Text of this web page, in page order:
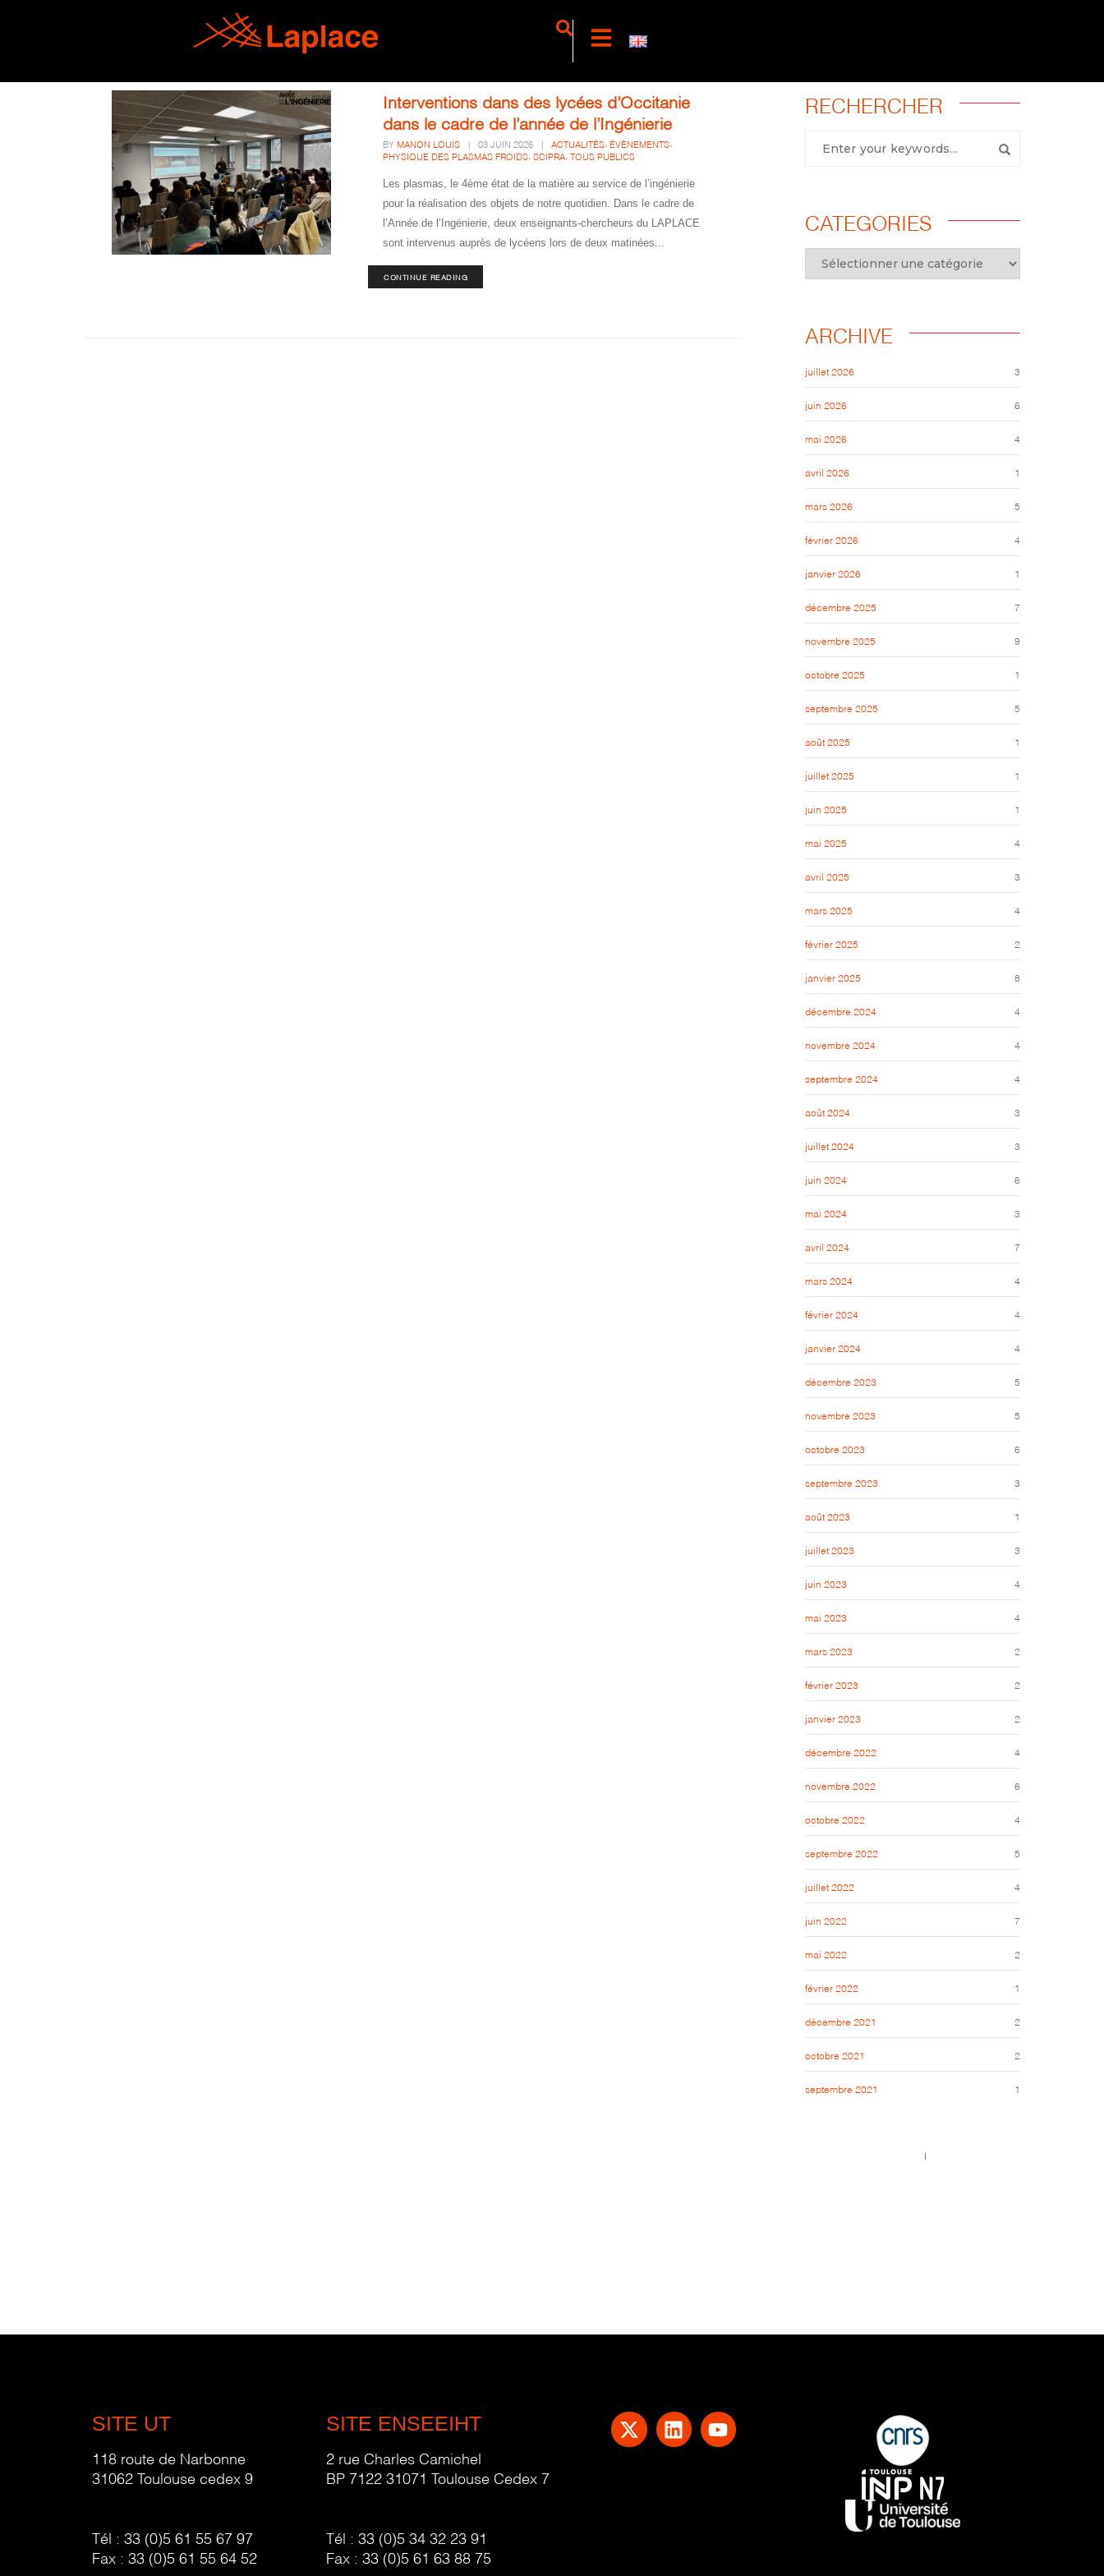
Interventions dans des lycées d’Occitanie
dans le cadre de l’année de l’Ingénierie
BY MANON LOUIS 03 JUIN 2026 ACTUALITÉS ,ÉVÈNEMENTS ,
PHYSIQUE DES PLASMAS FROIDS ,SCIPRA , TOUS PUBLICS
Les plasmas, le 4ème état de la matière au service de l’ingénierie
pour la réalisation des objets de notre quotidien. Dans le cadre de
l’Année de l’Ingénierie, deux enseignants-chercheurs du LAPLACE
sont intervenus auprès de lycéens lors de deux matinées...
CONTINUE READING
RECHERCHER
CATEGORIES
ARCHIVE
juillet 2026 3
juin 2026 6
mai 2026 4
avril 2026 1
mars 2026 5
février 2026 4
janvier 2026 1
décembre 2025 7
novembre 2025 9
octobre 2025 1
septembre 2025 5
août 2025 1
juillet 2025 1
juin 2025 1
mai 2025 4
avril 2025 3
mars 2025 4
février 2025 2
janvier 2025 8
décembre 2024 4
novembre 2024 4
septembre 2024 4
août 2024 3
juillet 2024 3
juin 2024 6
mai 2024 3
avril 2024 7
mars 2024 4
février 2024 4
janvier 2024 4
décembre 2023 5
novembre 2023 5
octobre 2023 6
septembre 2023 3
août 2023 1
juillet 2023 3
juin 2023 4
mai 2023 4
mars 2023 2
février 2023 2
janvier 2023 2
décembre 2022 4
novembre 2022 6
octobre 2022 4
septembre 2022 5
juillet 2022 4
juin 2022 7
mai 2022 2
février 2022 1
décembre 2021 2
octobre 2021 2
septembre 2021 1
SITE UT
118 route de Narbonne
31062 Toulouse cedex 9
Tél : 33 (0)5 61 55 67 97
Fax : 33 (0)5 61 55 64 52
SITE ENSEEIHT
2 rue Charles Camichel
BP 7122 31071 Toulouse Cedex 7
Tél : 33 (0)5 34 32 23 91
Fax : 33 (0)5 61 63 88 75